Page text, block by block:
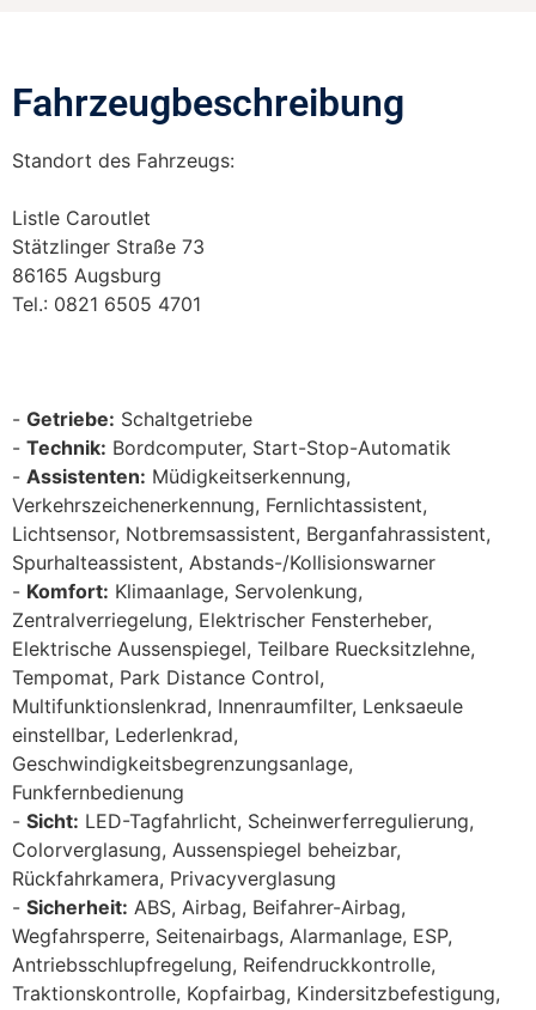
Fahrzeugbeschreibung​
Standort des Fahrzeugs:
Listle Caroutlet
Stätzlinger Straße 73
86165 Augsburg
Tel.: 0821 6505 4701
Getriebe: Schaltgetriebe
Technik: Bordcomputer, Start-Stop-Automatik
Assistenten: Müdigkeitserkennung,
Verkehrszeichenerkennung, Fernlichtassistent,
Lichtsensor, Notbremsassistent, Berganfahrassistent,
Spurhalteassistent, Abstands-/Kollisionswarner
Komfort: Klimaanlage, Servolenkung,
Zentralverriegelung, Elektrischer Fensterheber,
Elektrische Aussenspiegel, Teilbare Ruecksitzlehne,
Tempomat, Park Distance Control,
Multifunktionslenkrad, Innenraumfilter, Lenksaeule
einstellbar, Lederlenkrad,
Geschwindigkeitsbegrenzungsanlage,
Funkfernbedienung
Sicht: LED-Tagfahrlicht, Scheinwerferregulierung,
Colorverglasung, Aussenspiegel beheizbar,
Rückfahrkamera, Privacyverglasung
Sicherheit: ABS, Airbag, Beifahrer-Airbag,
Wegfahrsperre, Seitenairbags, Alarmanlage, ESP,
Antriebsschlupfregelung, Reifendruckkontrolle,
Traktionskontrolle, Kopfairbag, Kindersitzbefestigung,